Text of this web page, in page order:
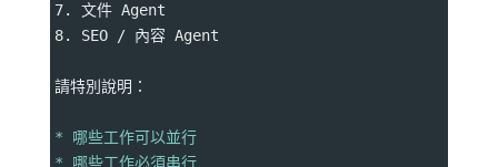
7. 文件 Agent
8. SEO / 內容 Agent
請特別說明：
* 哪些工作可以並行
* 哪些工作必須串行